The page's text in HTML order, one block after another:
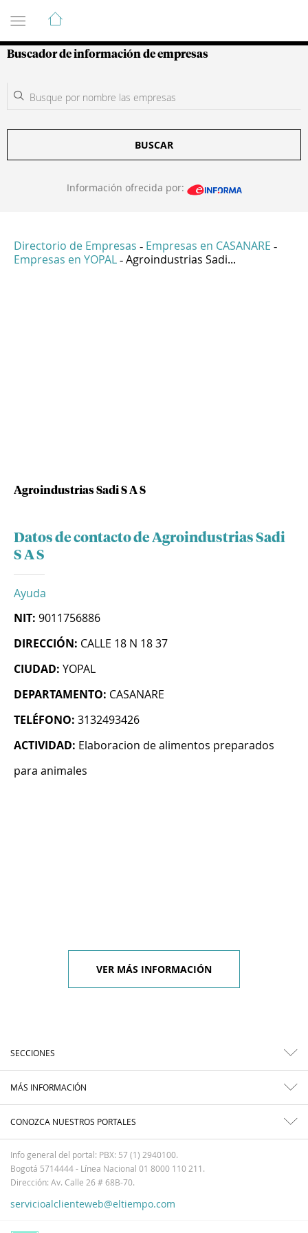
Guía de Empresas Colombianas
Buscador de información de empresas
BUSCAR
Información ofrecida por:
Directorio de Empresas - Empresas en CASANARE -
Empresas en YOPAL - Agroindustrias Sadi...
Agroindustrias Sadi S A S
Datos de contacto de Agroindustrias Sadi
S A S
Ayuda
NIT: 9011756886
DIRECCIÓN: CALLE 18 N 18 37
CIUDAD: YOPAL
DEPARTAMENTO: CASANARE
TELÉFONO: 3132493426
ACTIVIDAD: Elaboracion de alimentos preparados
para animales
VER MÁS INFORMACIÓN
SECCIONES
MÁS INFORMACIÓN
CONOZCA NUESTROS PORTALES
Info general del portal: PBX: 57 (1) 2940100.
Bogotá 5714444 - Línea Nacional 01 8000 110 211.
Dirección: Av. Calle 26 # 68B-70.
servicioalclienteweb@eltiempo.com